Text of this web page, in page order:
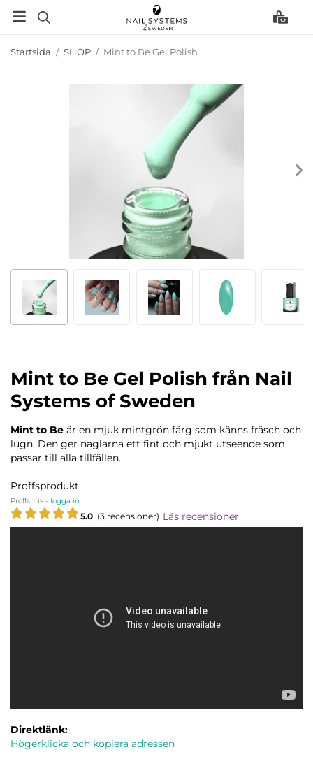
Startsida / SHOP / Mint to Be Gel Polish
Mint to Be Gel Polish från Nail
Systems of Sweden
Mint to Be är en mjuk mintgrön färg som känns fräsch och
lugn. Den ger naglarna ett fint och mjukt utseende som
passar till alla tillfällen.
Proffsprodukt
Proffspris - logga in
5.0 (3 recensioner) Läs recensioner
Direktlänk:
Högerklicka och kopiera adressen